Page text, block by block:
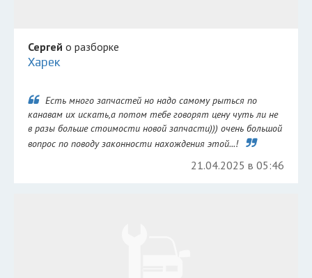
Сергей о разборке
Харек
Есть много запчастей но надо самому рыться по
канавам их искать,а потом тебе говорят цену чуть ли не
в разы больше стоимости новой запчасти))) очень большой
вопрос по поводу законности нахождения этой...!
21.04.2025 в 05:46